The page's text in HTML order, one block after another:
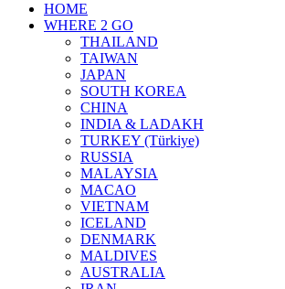
HOME
WHERE 2 GO
THAILAND
TAIWAN
JAPAN
SOUTH KOREA
CHINA
INDIA & LADAKH
TURKEY (Türkiye)
RUSSIA
MALAYSIA
MACAO
VIETNAM
ICELAND
DENMARK
MALDIVES
AUSTRALIA